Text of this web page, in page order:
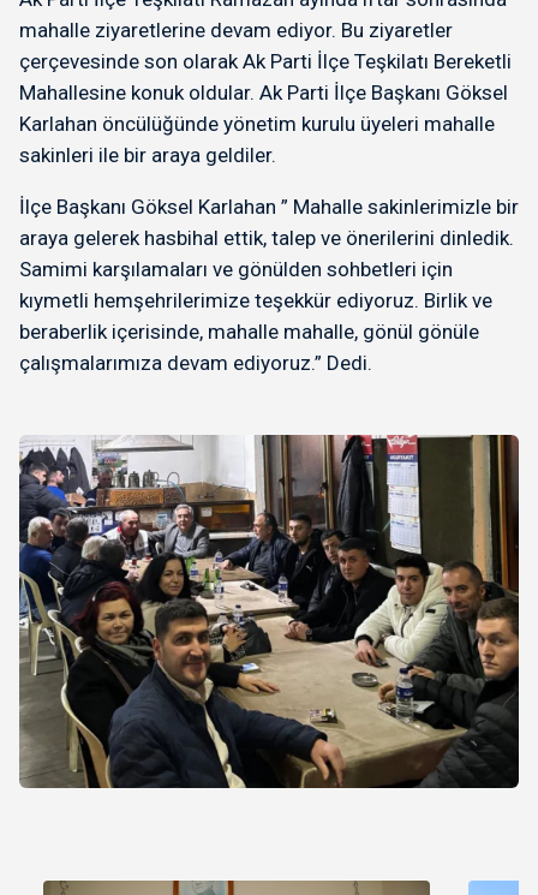
mahalle ziyaretlerine devam ediyor. Bu ziyaretler
çerçevesinde son olarak Ak Parti İlçe Teşkilatı Bereketli
Mahallesine konuk oldular. Ak Parti İlçe Başkanı Göksel
Karlahan öncülüğünde yönetim kurulu üyeleri mahalle
sakinleri ile bir araya geldiler.
İlçe Başkanı Göksel Karlahan ” Mahalle sakinlerimizle bir
araya gelerek hasbihal ettik, talep ve önerilerini dinledik.
Samimi karşılamaları ve gönülden sohbetleri için
kıymetli hemşehrilerimize teşekkür ediyoruz. Birlik ve
beraberlik içerisinde, mahalle mahalle, gönül gönüle
çalışmalarımıza devam ediyoruz.” Dedi.